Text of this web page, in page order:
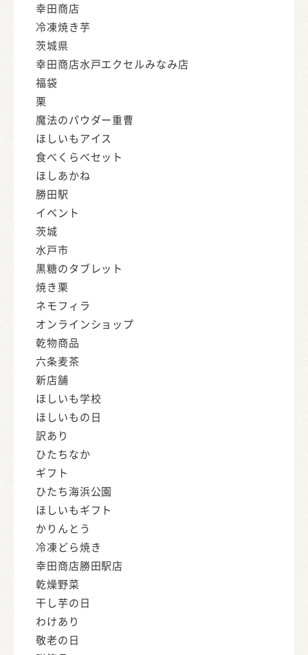
幸田商店
冷凍焼き芋
茨城県
幸田商店水戸エクセルみなみ店
福袋
栗
魔法のパウダー重曹
ほしいもアイス
食べくらべセット
ほしあかね
勝田駅
イベント
茨城
水戸市
黒糖のタブレット
焼き栗
ネモフィラ
オンラインショップ
乾物商品
六条麦茶
新店舗
ほしいも学校
ほしいもの日
訳あり
ひたちなか
ギフト
ひたち海浜公園
ほしいもギフト
かりんとう
冷凍どら焼き
幸田商店勝田駅店
乾燥野菜
干し芋の日
わけあり
敬老の日